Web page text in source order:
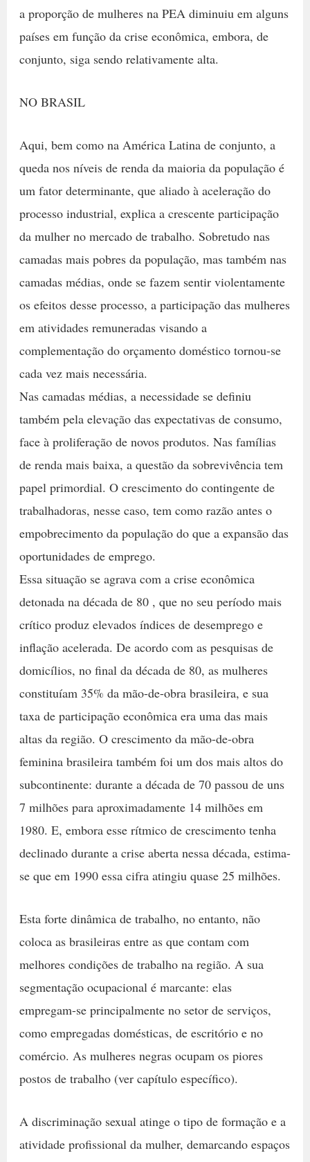
a proporção de mulheres na PEA diminuiu em alguns
países em função da crise econômica, embora, de
conjunto, siga sendo relativamente alta.
NO BRASIL
Aqui, bem como na América Latina de conjunto, a
queda nos níveis de renda da maioria da população é
um fator determinante, que aliado à aceleração do
processo industrial, explica a crescente participação
da mulher no mercado de trabalho. Sobretudo nas
camadas mais pobres da população, mas também nas
camadas médias, onde se fazem sentir violentamente
os efeitos desse processo, a participação das mulheres
em atividades remuneradas visando a
complementação do orçamento doméstico tornou-se
cada vez mais necessária.
Nas camadas médias, a necessidade se definiu
também pela elevação das expectativas de consumo,
face à proliferação de novos produtos. Nas famílias
de renda mais baixa, a questão da sobrevivência tem
papel primordial. O crescimento do contingente de
trabalhadoras, nesse caso, tem como razão antes o
empobrecimento da população do que a expansão das
oportunidades de emprego.
Essa situação se agrava com a crise econômica
detonada na década de 80 , que no seu período mais
crítico produz elevados índices de desemprego e
inflação acelerada. De acordo com as pesquisas de
domicílios, no final da década de 80, as mulheres
constituíam 35% da mão-de-obra brasileira, e sua
taxa de participação econômica era uma das mais
altas da região. O crescimento da mão-de-obra
feminina brasileira também foi um dos mais altos do
subcontinente: durante a década de 70 passou de uns
7 milhões para aproximadamente 14 milhões em
1980. E, embora esse rítmico de crescimento tenha
declinado durante a crise aberta nessa década, estima-
se que em 1990 essa cifra atingiu quase 25 milhões.
Esta forte dinâmica de trabalho, no entanto, não
coloca as brasileiras entre as que contam com
melhores condições de trabalho na região. A sua
segmentação ocupacional é marcante: elas
empregam-se principalmente no setor de serviços,
como empregadas domésticas, de escritório e no
comércio. As mulheres negras ocupam os piores
postos de trabalho (ver capítulo específico).
A discriminação sexual atinge o tipo de formação e a
atividade profissional da mulher, demarcando espaços